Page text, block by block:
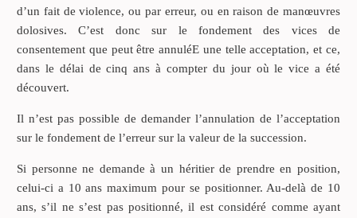
d’un fait de violence, ou par erreur, ou en raison de manœuvres
dolosives. C’est donc sur le fondement des vices de
consentement que peut être annuléE une telle acceptation, et ce,
dans le délai de cinq ans à compter du jour où le vice a été
découvert.
Il n’est pas possible de demander l’annulation de l’acceptation
sur le fondement de l’erreur sur la valeur de la succession.
Si personne ne demande à un héritier de prendre en position,
celui-ci a 10 ans maximum pour se positionner. Au-delà de 10
ans, s’il ne s’est pas positionné, il est considéré comme ayant